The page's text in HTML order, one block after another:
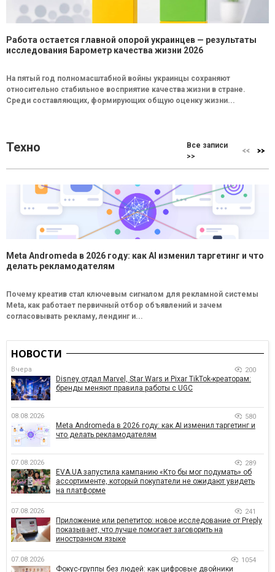
Работа остается главной опорой украинцев — результаты
исследования Барометр качества жизни 2026
На пятый год полномасштабной войны украинцы сохраняют
относительно стабильное восприятие качества жизни в стране.
Среди составляющих, формирующих общую оценку жизни...
Техно
Все записи
>>
Meta Andromeda в 2026 году: как AI изменил таргетинг и что
делать рекламодателям
Почему креатив стал ключевым сигналом для рекламной системы
Meta, как работает первичный отбор объявлений и зачем
согласовывать рекламу, лендинг и...
НОВОСТИ
Вчера 200
Disney отдал Marvel, Star Wars и Pixar TikTok-креаторам:
бренды меняют правила работы с UGC
08.08.2026 580
Meta Andromeda в 2026 году: как AI изменил таргетинг и
что делать рекламодателям
07.08.2026 289
EVA.UA запустила кампанию «Кто бы мог подумать» об
ассортименте, который покупатели не ожидают увидеть
на платформе
07.08.2026 241
Приложение или репетитор: новое исследование от Preply
показывает, что лучше помогает заговорить на
иностранном языке
07.08.2026 1054
Фокус-группы без людей: как цифровые двойники